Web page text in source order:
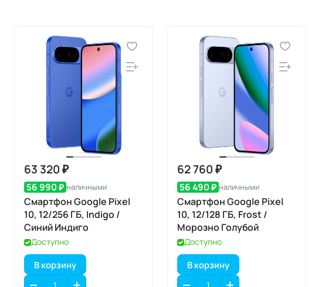
63 320 ₽
56 990 ₽ наличными
Смартфон Google Pixel
10, 12/256 ГБ, Indigo /
Синий Индиго
Доступно
В корзину
62 760 ₽
56 490 ₽ наличными
Смартфон Google Pixel
10, 12/128 ГБ, Frost /
Морозно Голубой
Доступно
В корзину